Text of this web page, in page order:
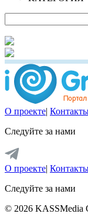
О проекте|
Следуйте за нами
О проекте|
Следуйте за нами
© 2026 KASSMedia